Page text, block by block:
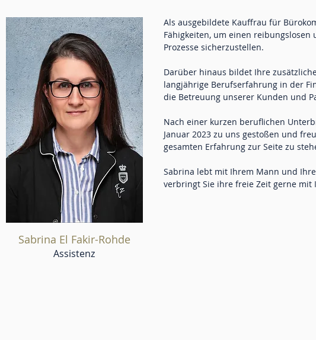
Sabrina El Fakir-Rohde
Assistenz
Als ausgebildete Kauffrau für
Fähigkeiten, um einen
Prozesse sicherzustellen.
Darüber hinaus bildet Ihre
langjährige Berufserfahrung in der
die Betreuung unserer Kunden und
Nach einer kurzen beruflichen
Januar 2023 zu uns gestoßen und
gesamten Erfahrung zur Seite zu
Sabrina lebt mit Ihrem Mann und
verbringt Sie ihre freie Zeit gerne mit